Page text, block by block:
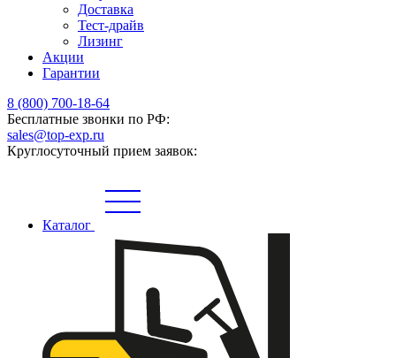
Доставка
Тест-драйв
Лизинг
Акции
Гарантии
8 (800) 700-18-64
Бесплатные звонки по РФ:
sales@top-exp.ru
Круглосуточный прием заявок:
Каталог